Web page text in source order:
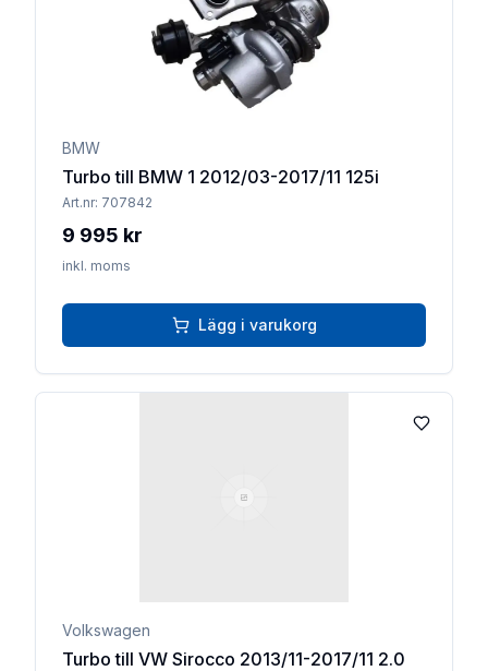
BMW
Turbo till BMW 1 2012/03-2017/11 125i
Art.nr: 707842
9 995 kr
inkl. moms
Lägg i varukorg
Lägg till
Volkswagen
Turbo till VW Sirocco 2013/11-2017/11 2.0